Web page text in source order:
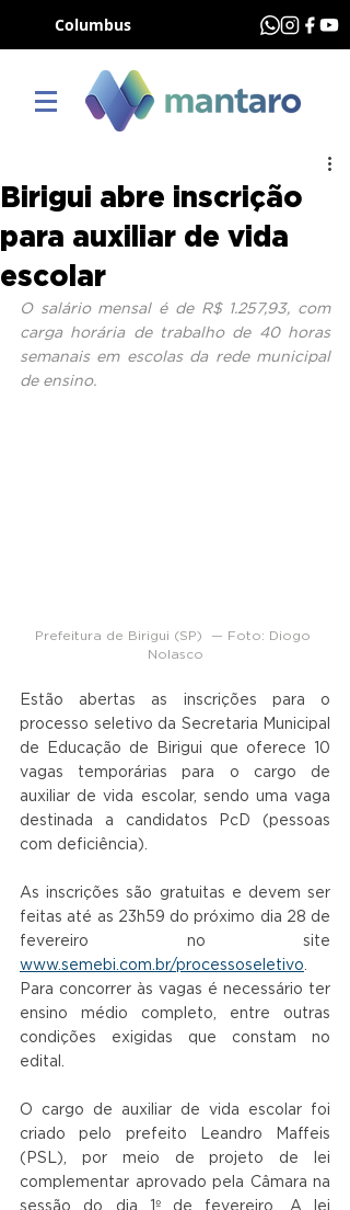
Columbus
Birigui abre inscrição
para auxiliar de vida
escolar
O salário mensal é de R$ 1.257,93, com
carga horária de trabalho de 40 horas
semanais em escolas da rede municipal
de ensino.
Prefeitura de Birigui (SP)  — Foto: Diogo
Nolasco
Estão abertas as inscrições para o
processo seletivo da Secretaria Municipal
de Educação de Birigui que oferece 10
vagas temporárias para o cargo de
auxiliar de vida escolar, sendo uma vaga
destinada a candidatos PcD (pessoas
com deficiência).
As inscrições são gratuitas e devem ser
feitas até as 23h59 do próximo dia 28 de
www.semebi.com.br/processoseletivo
Para concorrer às vagas é necessário ter
ensino médio completo, entre outras
condições exigidas que constam no
edital.
O cargo de auxiliar de vida escolar foi
criado pelo prefeito Leandro Maffeis
(PSL), por meio de projeto de lei
complementar aprovado pela Câmara na
sessão do dia 1º de fevereiro. A lei